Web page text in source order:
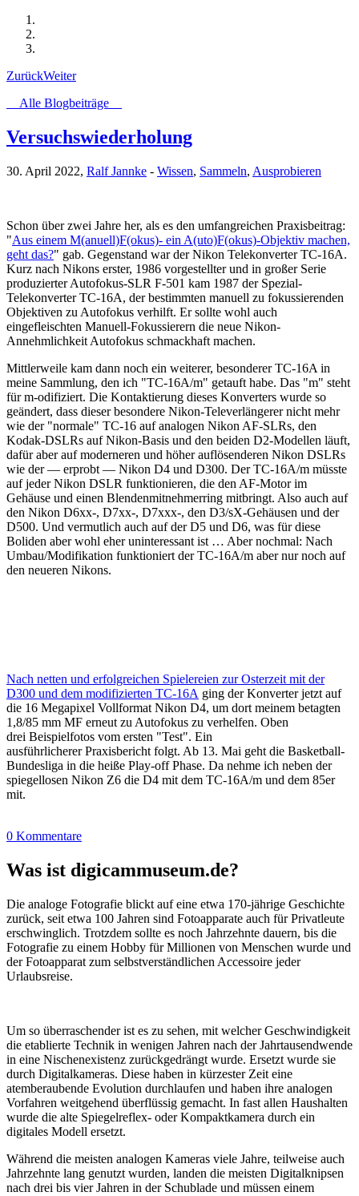
ZurückWeiter
Alle Blogbeiträge
Versuchswiederholung
30. April 2022, Ralf Jannke - Wissen, Sammeln, Ausprobieren
Schon über zwei Jahre her, als es den umfangreichen Praxisbeitrag:
"Aus einem M(anuell)F(okus)- ein A(uto)F(okus)-Objektiv machen,
geht das?" gab. Gegenstand war der Nikon Telekonverter TC-16A.
Kurz nach Nikons erster, 1986 vorgestellter und in großer Serie
produzierter Autofokus-SLR F-501 kam 1987 der Spezial-
Telekonverter TC-16A, der bestimmten manuell zu fokussierenden
Objektiven zu Autofokus verhilft. Er sollte wohl auch
eingefleischten Manuell-Fokussierern die neue Nikon-
Annehmlichkeit Autofokus schmackhaft machen.
Mittlerweile kam dann noch ein weiterer, besonderer TC-16A in
meine Sammlung, den ich "TC-16A/m" getauft habe. Das "m" steht
für m-odifiziert. Die Kontaktierung dieses Konverters wurde so
geändert, dass dieser besondere Nikon-Televerlängerer nicht mehr
wie der "normale" TC-16 auf analogen Nikon AF-SLRs, den
Kodak-DSLRs auf Nikon-Basis und den beiden D2-Modellen läuft,
dafür aber auf moderneren und höher auflösenderen Nikon DSLRs
wie der — erprobt — Nikon D4 und D300. Der TC-16A/m müsste
auf jeder Nikon DSLR funktionieren, die den AF-Motor im
Gehäuse und einen Blendenmitnehmerring mitbringt. Also auch auf
den Nikon D6xx-, D7xx-, D7xxx-, den D3/sX-Gehäusen und der
D500. Und vermutlich auch auf der D5 und D6, was für diese
Boliden aber wohl eher uninteressant ist … Aber nochmal: Nach
Umbau/Modifikation funktioniert der TC-16A/m aber nur noch auf
den neueren Nikons.
Nach netten und erfolgreichen Spielereien zur Osterzeit mit der
D300 und dem modifizierten TC-16A ging der Konverter jetzt auf
die 16 Megapixel Vollformat Nikon D4, um dort meinem betagten
1,8/85 mm MF erneut zu Autofokus zu verhelfen. Oben
drei Beispielfotos vom ersten "Test". Ein
ausführlicherer Praxisbericht folgt. Ab 13. Mai geht die Basketball-
Bundesliga in die heiße Play-off Phase. Da nehme ich neben der
spiegellosen Nikon Z6 die D4 mit dem TC-16A/m und dem 85er
mit.
0 Kommentare
Was ist digicammuseum.de?
Die analoge Fotografie blickt auf eine etwa 170-jährige Geschichte
zurück, seit etwa 100 Jahren sind Fotoapparate auch für Privatleute
erschwinglich. Trotzdem sollte es noch Jahrzehnte dauern, bis die
Fotografie zu einem Hobby für Millionen von Menschen wurde und
der Fotoapparat zum selbstverständlichen Accessoire jeder
Urlaubsreise.
Um so überraschender ist es zu sehen, mit welcher Geschwindigkeit
die etablierte Technik in wenigen Jahren nach der Jahrtausendwende
in eine Nischenexistenz zurückgedrängt wurde. Ersetzt wurde sie
durch Digitalkameras. Diese haben in kürzester Zeit eine
atemberaubende Evolution durchlaufen und haben ihre analogen
Vorfahren weitgehend überflüssig gemacht. In fast allen Haushalten
wurde die alte Spiegelreflex- oder Kompaktkamera durch ein
digitales Modell ersetzt.
Während die meisten analogen Kameras viele Jahre, teilweise auch
Jahrzehnte lang genutzt wurden, landen die meisten Digitalknipsen
nach drei bis vier Jahren in der Schublade und müssen einem